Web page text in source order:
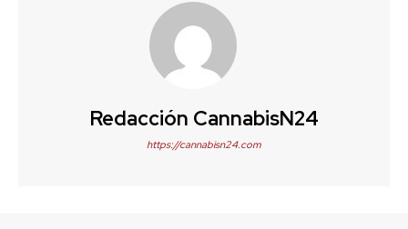
Redacción CannabisN24
https://cannabisn24.com